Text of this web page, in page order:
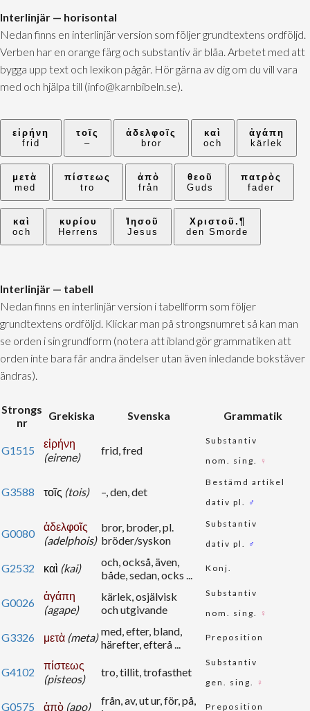
Interlinjär — horisontal
Nedan finns en interlinjär version som följer grundtextens ordföljd.
Verben har en orange färg och substantiv är blåa. Arbetet med att
bygga upp text och lexikon pågår. Hör gärna av dig om du vill vara
med och hjälpa till (info@karnbibeln.se).
εἰρήνη
frid
τοῖς
–
ἀδελφοῖς
bror
καὶ
och
ἀγάπη
kärlek
μετὰ
med
πίστεως
tro
ἀπὸ
från
θεοῦ
Guds
πατρὸς
fader
καὶ
och
κυρίου
Herrens
Ἰησοῦ
Jesus
Χριστοῦ.¶
den Smorde
Interlinjär — tabell
Nedan finns en interlinjär version i tabellform som följer
grundtextens ordföljd. Klickar man på strongsnumret så kan man
se orden i sin grundform (notera att ibland gör grammatiken att
orden inte bara får andra ändelser utan även inledande bokstäver
ändras).
Strongs
nr
Grekiska Svenska Grammatik
G1515
εἰρήνη
(eirene)
frid, fred
Substantiv
nom. sing.
♀
G3588 τοῖς (tois) –, den, det
Bestämd artikel
dativ pl. ♂
G0080
ἀδελφοῖς
(adelphois)
bror, broder, pl.
bröder/syskon
Substantiv
dativ pl. ♂
G2532 καὶ (kai)
och, också, även,
både, sedan, ocks ...
Konj.
G0026
ἀγάπη
(agape)
kärlek, osjälvisk
och utgivande
Substantiv
nom. sing.
♀
G3326 μετὰ (meta) med, efter, bland,
härefter, efterå ...
Preposition
G4102
πίστεως
(pisteos)
tro, tillit, trofasthet
Substantiv
gen. sing.
♀
G0575 ἀπὸ (apo)
från, av, ut ur, för, på,
Preposition